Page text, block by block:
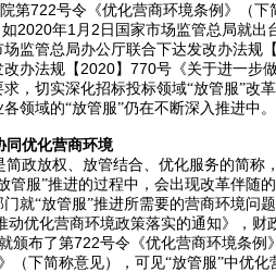
第722号令《优化营商环境条例》（
2020年1 月 2 日国家市场监管总局就出
监管总局办公厅联合下达发改办法规
办法规【 2020】 770号《关于进一步
，切实深化招标投标领域“放管服”
领域的“放管服”仍在不断深入推进中。
同优化营商环境
简政放权、放管结合、优化服务的简
管服”推进的过程中，会出现改革伴
就“放管服”推进所需要的营商环境问
动优化营商环境政策落实的通知》，财
颁布了第722号令《优化营商环境条例
（下简称意见），可见“放管服”中优